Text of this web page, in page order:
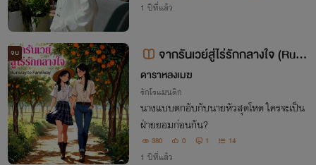
1 ปีที่แล้ว
จบ
จากรันเวย์สู่ไร่รักกลางใจ (Run
way to Farmway)
ดาราหลงเมฆ
รักโรแมนติก
นางแบบตกอับกับนายหัวสุดโหด ใครจะเป็น
ฝ่ายยอมก่อนกัน?
380 0 1 14
1 ปีที่แล้ว